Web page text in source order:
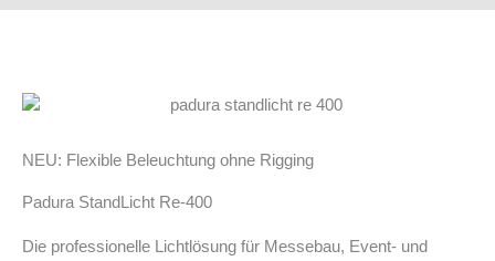
NEU: Flexible Beleuchtung ohne Rigging
Padura StandLicht Re-400
Die professionelle Lichtlösung für Messebau, Event- und